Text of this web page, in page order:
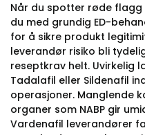
Når du spotter røde flagg
du med grundig ED-
for å sikre produkt
leverandør risiko bli
reseptkrav helt. Uvirkelig
Tadalafil eller Sildenafil
operasjoner. Manglende
organer som NABP gir
Vardenafil leverandører